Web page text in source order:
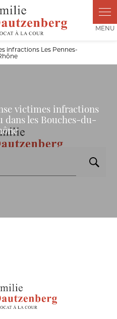
infractions Les Pennes-
victimes infractions
dans les Bouches-du-